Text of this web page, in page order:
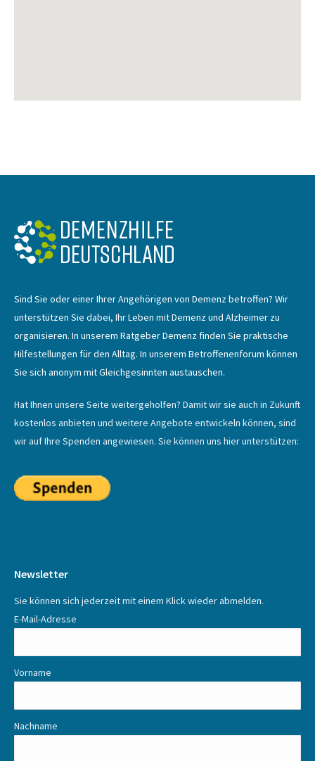
Sind Sie oder einer Ihrer Angehörigen von Demenz betroffen? Wir
unterstützen Sie dabei, Ihr Leben mit Demenz und Alzheimer zu
organisieren. In unserem Ratgeber Demenz finden Sie praktische
Hilfestellungen für den Alltag. In unserem Betroffenenforum können
Sie sich anonym mit Gleichgesinnten austauschen.
Hat Ihnen unsere Seite weitergeholfen? Damit wir sie auch in Zukunft
kostenlos anbieten und weitere Angebote entwickeln können, sind
wir auf Ihre Spenden angewiesen. Sie können uns hier unterstützen:
Newsletter
Sie können sich jederzeit mit einem Klick wieder abmelden.
E-Mail-Adresse
Vorname
Nachname